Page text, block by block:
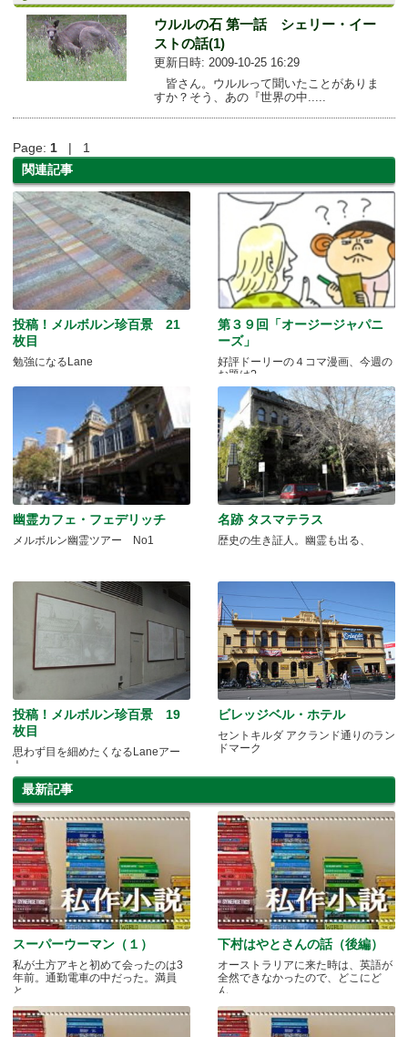
ウルルの石 第一話 シェリー・イー
ストの話(1)
更新日時: 2009-10-25 16:29
皆さん。ウルルって聞いたことがありま
すか？そう、あの『世界の中.....
Page: 1 | 1
関連記事
投稿！メルボルン珍百景 21
枚目
勉強になるLane
第３９回「オージージャパニ
ーズ」
好評ドーリーの４コマ漫画、今週の
お題は?
幽霊カフェ・フェデリッチ
メルボルン幽霊ツアー No1
名跡 タスマテラス
歴史の生き証人。幽霊も出る、
投稿！メルボルン珍百景 19
枚目
思わず目を細めたくなるLaneアー
ト...
ビレッジベル・ホテル
セントキルダ アクランド通りのラン
ドマーク
最新記事
スーパーウーマン（１）
私が土方アキと初めて会ったのは3
年前。通勤電車の中だった。満員
と.....
下村はやとさんの話（後編）
オーストラリアに来た時は、英語が
全然できなかったので、どこにど
ん.....